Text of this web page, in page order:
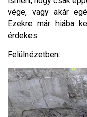
vége, vagy akár
Ezekre már hiába
érdekes.
Felülnézetben: